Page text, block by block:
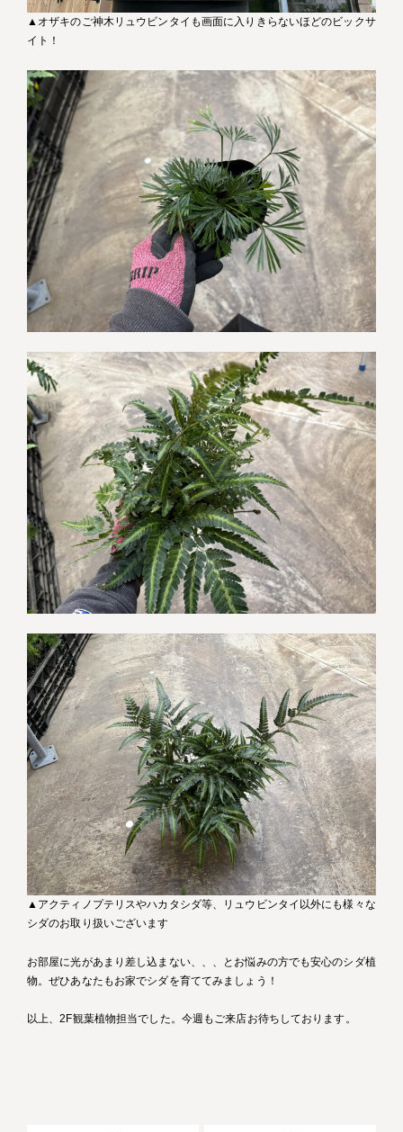
▲オザキのご神木リュウビンタイも画面に入りきらないほどのビックサ
イト！
▲アクティノプテリスやハカタシダ等、リュウビンタイ以外にも様々な
シダのお取り扱いございます
お部屋に光があまり差し込まない、、、とお悩みの方でも安心のシダ植
物。ぜひあなたもお家でシダを育ててみましょう！
以上、2F観葉植物担当でした。今週もご来店お待ちしております。